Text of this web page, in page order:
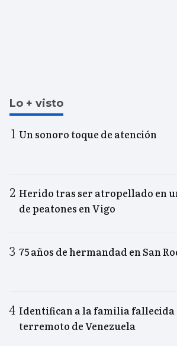
Lo + visto
Un sonoro toque de atención
Herido tras ser atropellado en
de peatones en Vigo
75 años de hermandad en San
Identifican a la familia fallecida
terremoto de Venezuela